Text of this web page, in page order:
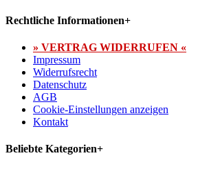
Rechtliche Informationen+
» VERTRAG WIDERRUFEN «
Impressum
Widerrufsrecht
Datenschutz
AGB
Cookie-Einstellungen anzeigen
Kontakt
Beliebte Kategorien+